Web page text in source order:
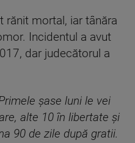
rănit mortal, iar tânăra
Incidentul a avut
dar judecătorul a
șase luni le vei
alte 10 în libertate și
90 de zile după gratii.